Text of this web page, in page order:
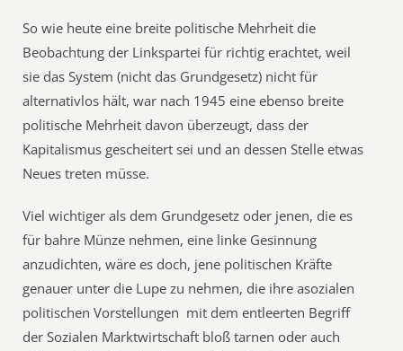
So wie heute eine breite politische Mehrheit die
Beobachtung der Linkspartei für richtig erachtet, weil
sie das System (nicht das Grundgesetz) nicht für
alternativlos hält, war nach 1945 eine ebenso breite
politische Mehrheit davon überzeugt, dass der
Kapitalismus gescheitert sei und an dessen Stelle etwas
Neues treten müsse.
Viel wichtiger als dem Grundgesetz oder jenen, die es
für bahre Münze nehmen, eine linke Gesinnung
anzudichten, wäre es doch, jene politischen Kräfte
genauer unter die Lupe zu nehmen, die ihre asozialen
politischen Vorstellungen mit dem entleerten Begriff
der Sozialen Marktwirtschaft bloß tarnen oder auch